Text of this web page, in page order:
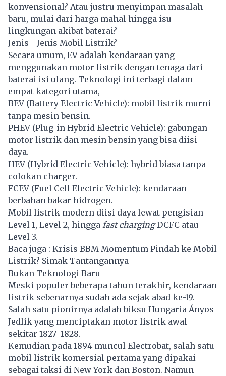
konvensional? Atau justru menyimpan masalah
baru, mulai dari harga mahal hingga isu
lingkungan akibat baterai?
Jenis - Jenis Mobil Listrik?
Secara umum, EV adalah kendaraan yang
menggunakan motor listrik dengan tenaga dari
baterai isi ulang. Teknologi ini terbagi dalam
empat kategori utama,
BEV (Battery Electric Vehicle): mobil listrik murni
tanpa mesin bensin.
PHEV (Plug-in Hybrid Electric Vehicle): gabungan
motor listrik dan mesin bensin yang bisa diisi
daya.
HEV (Hybrid Electric Vehicle): hybrid biasa tanpa
colokan charger.
FCEV (Fuel Cell Electric Vehicle): kendaraan
berbahan bakar hidrogen.
Mobil listrik modern diisi daya lewat pengisian
Level 1, Level 2, hingga fast chargingDCFC atau
Level 3.
Baca juga : Krisis BBM Momentum Pindah ke Mobil
Listrik? Simak Tantangannya
Bukan Teknologi Baru
Meski populer beberapa tahun terakhir, kendaraan
listrik sebenarnya sudah ada sejak abad ke-19.
Salah satu pionirnya adalah biksu Hungaria Ányos
Jedlik yang menciptakan motor listrik awal
sekitar 1827–1828.
Kemudian pada 1894 muncul Electrobat, salah satu
mobil listrik komersial pertama yang dipakai
sebagai taksi di New York dan Boston. Namun